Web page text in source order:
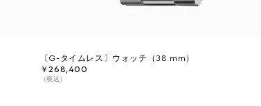
〔G-タイムレス〕ウォッチ（38 mm）
￥268,400
（税込）